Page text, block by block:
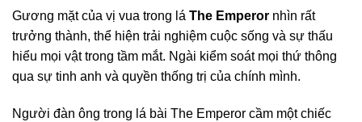
Gương mặt của vị vua trong lá The Emperor nhìn rất
trưởng thành, thể hiện trải nghiệm cuộc sống và sự thấu
hiểu mọi vật trong tầm mắt. Ngài kiểm soát mọi thứ thông
qua sự tinh anh và quyền thống trị của chính mình.
Người đàn ông trong lá bài The Emperor cầm một chiếc